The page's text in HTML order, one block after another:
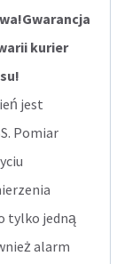
Gwarancja
kurier
jest
Pomiar
tylko jedną
alarm